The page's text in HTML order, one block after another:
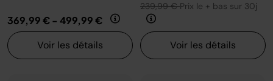
369,99 €- 499,99 €
Voir les détails
239,99 €Prix le + bas sur 30j
Voir les détails